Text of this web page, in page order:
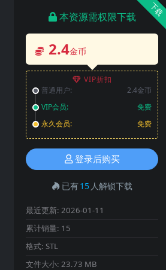
下载
本资源需权限下载
2.4金币
VIP折扣
普通用户:
2.4金币
VIP会员:
免费
永久会员:
免费
登录后购买
已有15 人解锁下载
最近更新: 2026-01-11
累计销量: 15
格式: STL
文件大小: 23.73 MB